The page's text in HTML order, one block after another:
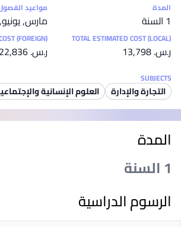
المدة
1 السنة
مواعيد
مارس,
TOTAL ESTIMATED COST (LOCAL)
ر.س.‏ 13,798
(FOREIGN)
ر.س.‏ 22,836
SUBJECTS
التجارة والإدارة العلوم الإنسانية
المدة
1 السنة
الرسوم الدراسية